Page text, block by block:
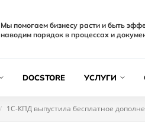
Мы помогаем бизнесу расти и быть
наводим порядок в процессах и
DOCSTORE УСЛУГИ
1С-КПД выпустила бесплатное